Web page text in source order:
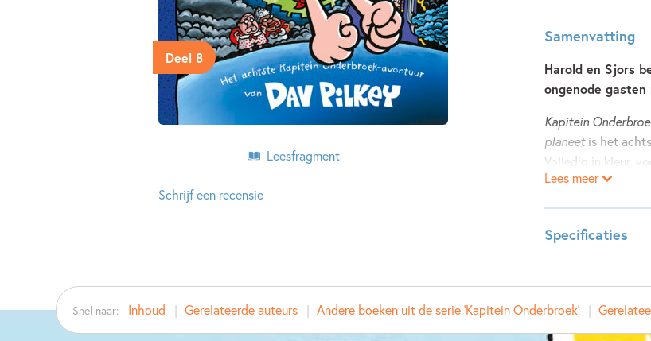
Deel 8
Leesfragment
Schrijf een recensie
Samenvatting
Harold en Sjors
ongenode gasten
Kapitein
planeetis het
Volledig in kleur,
serie en film.
Kapitein
Lees meer
Specificaties
NUR:
Type:
Snel naar: Inhoud Gerelateerde auteurs Andere boeken uit de serie 'Kapitein Onderbroek'